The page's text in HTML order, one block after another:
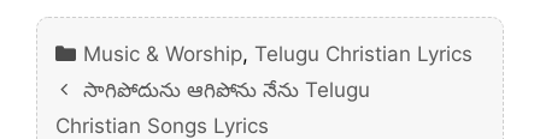
Categories
Music & Worship,Telugu Christian Lyrics
సాగిపోదును ఆగిపోను నేను Telugu
Christian Songs Lyrics